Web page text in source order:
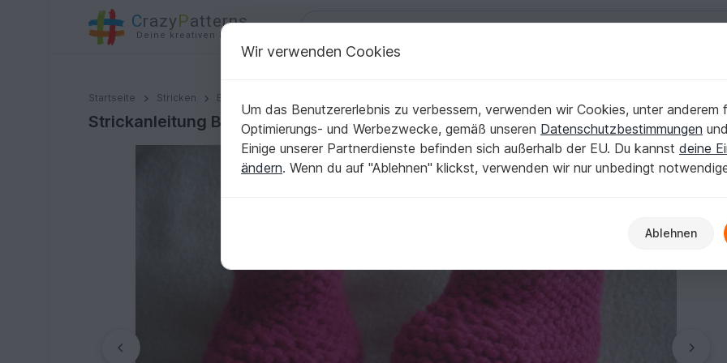
CrazyPatterns
Deine kreativen Ideen
Startseite Stricken Babys
Strickanleitung Babyschuhe ohne Nadelspiel - Sohlenlänge 10 cm - ideal für Anfänger
Strickanleitung Babyschuhe ohne Nadelspiel - Sohlenlänge 10 cm - ideal für
Wir verwenden Cookies
Um das Benutzererlebnis zu verbessern, verwenden wir Cookies, unter anderem
Optimierungs- und Werbezwecke, gemäß unseren Datenschutzbestimmungen und
Einige unserer Partnerdienste befinden sich außerhalb der EU. Du kannst deine
ändern. Wenn du auf "Ablehnen" klickst, verwenden wir nur unbedingt
Ablehnen